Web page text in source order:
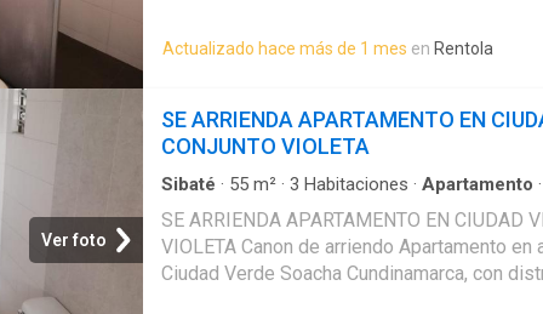
habitaciones, 2 banos, sala comedor,
espacio practico, comodo y bien distribuido
Actualizado hace más de 1 mes en Rentola
Ver foto
SE ARRIENDA APARTAMENTO EN
CONJUNTO VIOLETA
Sibaté · 55 m² · 3 Habitaciones · Apartamento ·
SE ARRIENDA APARTAMENTO EN CIUDAD
VIOLETA Canon de arriendo Apartamento en
Ciudad Verde Soacha Cundinamarca, con